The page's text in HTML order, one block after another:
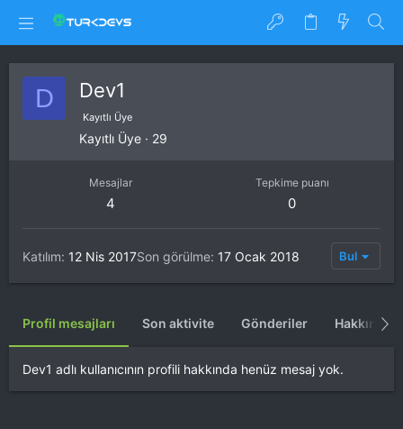
D Dev1
Kayıtlı Üye
Kayıtlı Üye · 29
Mesajlar
4
Tepkime puanı
0
Katılım 12 Nis 2017Son görülme 17 Ocak 2018 Bul
Profil mesajları Son aktivite Gönderiler Hakkında
Dev1 adlı kullanıcının profili hakkında henüz mesaj yok.